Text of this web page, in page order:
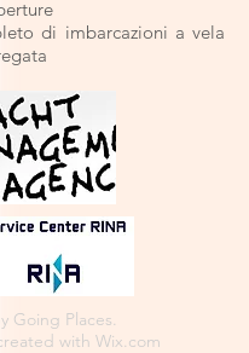
di imbarcazioni a vela
Going Places.
with Wix.com